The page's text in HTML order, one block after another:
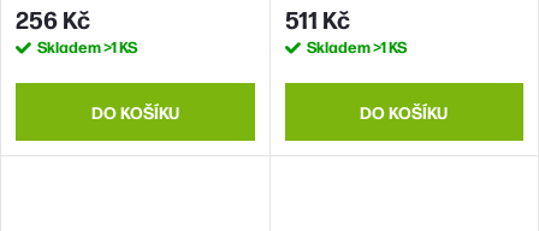
PD3.0/PPS/QC4+/AFC/Apple,
černá
256 Kč
Skladem>1 KS
DO KOŠÍKU
PD3.0/PPS/QC4+/SFC
2.0/AFC/Apple
511 Kč
Skladem>1 KS
DO KOŠÍKU